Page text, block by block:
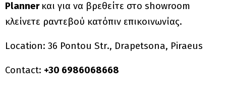
Plannerκαι για να βρεθείτε στο showroom
κλείνετε ραντεβού κατόπιν επικοινωνίας.
Location: 36 Pontou Str., Drapetsona, Piraeus
Contact: +30 6986068668